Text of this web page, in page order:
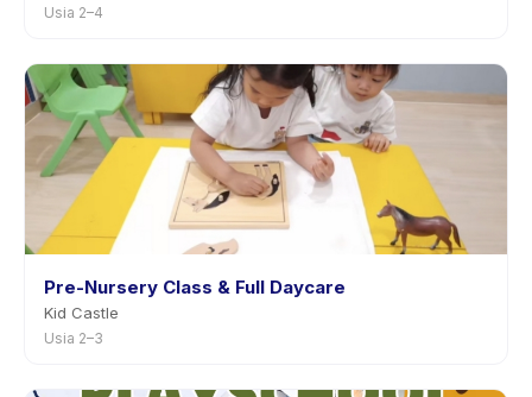
Usia 2–4
Pre-Nursery Class & Full Daycare
Kid Castle
Usia 2–3